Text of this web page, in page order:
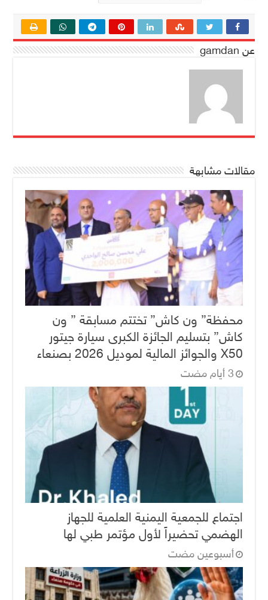
عن gamdan
مقالات مشابهة
محفظة” ون كاش” تختتم مسابقة ” ون
كاش” بتسليم الجائزة الكبرى سيارة جيتور
X50 والجوائز المالية لموديل 2026 بصنعاء
اجتماع للجمعية اليمنية العلمية للجهاز
الهضمي تحضيراً لأول مؤتمر طبي لها
‏أسبوعين مضت